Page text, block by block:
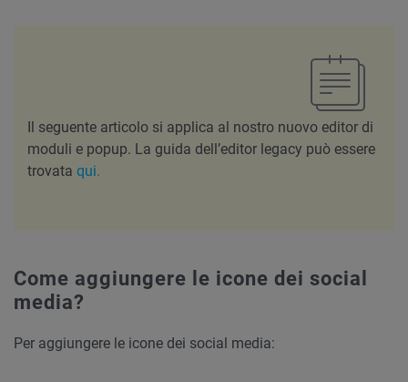
Il seguente articolo si applica al nostro nuovo editor di
moduli e popup. La guida dell’editor legacy può essere
trovata qui.
Come aggiungere le icone dei social
media?
Per aggiungere le icone dei social media: